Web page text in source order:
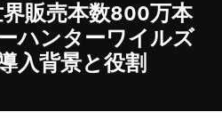
検証結果の記事などを紹介し
ホワイトペーパー
販売本数800万本
ハンターワイルズ
入背景と役割